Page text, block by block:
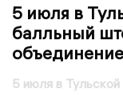
5 июля в
балльный
5 июля в